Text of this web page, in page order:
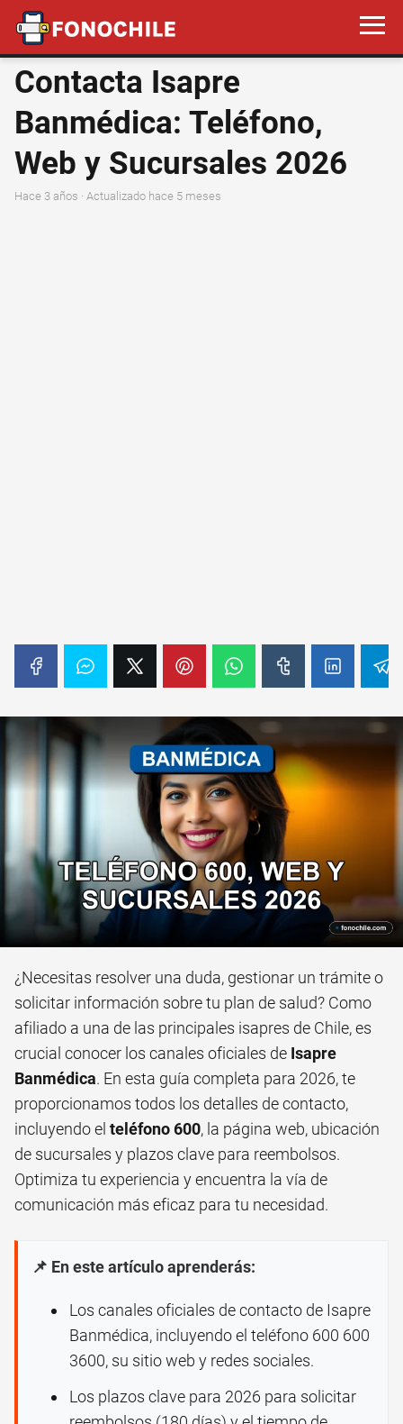
Contacta Isapre
Banmédica: Teléfono,
Web y Sucursales 2026
hace 3 años · Actualizado hace 5 meses
¿Necesitas resolver una duda, gestionar un trámite o
solicitar información sobre tu plan de salud? Como
afiliado a una de las principales isapres de Chile, es
crucial conocer los canales oficiales de Isapre
Banmédica. En esta guía completa para 2026, te
proporcionamos todos los detalles de contacto,
incluyendo el teléfono 600, la página web, ubicación
de sucursales y plazos clave para reembolsos.
Optimiza tu experiencia y encuentra la vía de
comunicación más eficaz para tu necesidad.
📌 En este artículo aprenderás:
Los canales oficiales de contacto de Isapre
Banmédica, incluyendo el teléfono 600 600
3600, su sitio web y redes sociales.
Los plazos clave para 2026 para solicitar